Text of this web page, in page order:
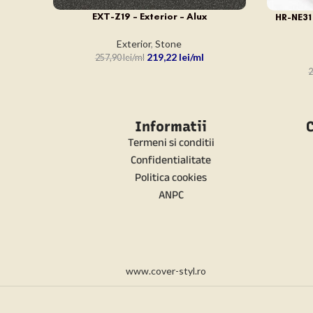
ADAUGĂ ÎN COȘEXT-Z19 – Exterior – Alux
Exterior,Stone
257,90lei 219,22 lei
ADAUGĂ
HR-
Informatii
Termeni si conditii
Confidentialitate
Politica cookies
ANPC
www.cover-styl.ro